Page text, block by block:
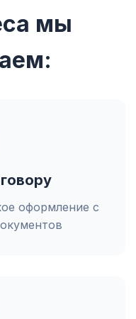
мы
оформление с